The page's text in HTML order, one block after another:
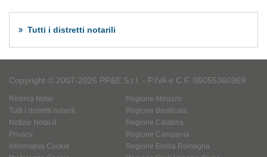
Tutti i distretti notarili
Copyright © 2007-2026 PP&E S.r.l. - P.IVA e C.F. 05055360969
Ricerca Notai
Tutti i distretti notarili
Notizie Notai.it
Privacy
Informativa Cookie
Regione Abruzzo
Regione Basilicata
Regione Calabria
Regione Campania
Regione Emilia Romagna